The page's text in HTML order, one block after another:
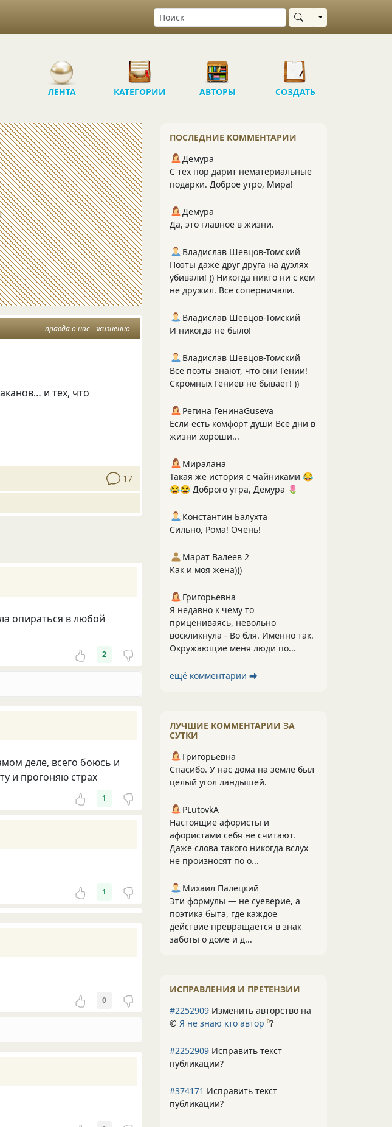
Выбрать область
ЛЕНТА КАТЕГОРИИ АВТОРЫ СОЗДАТЬ
правда о нас жизненно
и тех, что
17
опираться в любой
2
деле, всего боюсь и
и прогоняю страх
1
1
0
ПОСЛЕДНИЕ КОММЕНТАРИИ
Демура
С тех пор дарит нематериальные
подарки. Доброе утро, Мира!
Демура
Да, это главное в жизни.
Владислав Шевцов-Томский
Поэты даже друг друга на дуэлях
убивали! )) Никогда никто ни с кем
не дружил. Все соперничали.
Владислав Шевцов-Томский
И никогда не было!
Владислав Шевцов-Томский
Все поэты знают, что они Гении!
Скромных Гениев не бывает! ))
Регина ГенинаGuseva
Если есть комфорт души Все дни в
жизни хороши...
Миралана
Такая же история с чайниками 😂
😂😂 Доброго утра, Демура 🌷
Константин Балухта
Сильно, Рома! Очень!
Марат Валеев 2
Как и моя жена)))
Григорьевна
Я недавно к чему то
прицениваясь, невольно
воскликнула - Во бля. Именно так.
Окружающие меня люди по...
ещё комментарии ⮕
ЛУЧШИЕ КОММЕНТАРИИ ЗА
СУТКИ
Григорьевна
Спасибо. У нас дома на земле был
целый угол ландышей.
PLutоvkА
Настоящие афористы и
афористами себя не считают.
Даже слова такого никогда вслух
не произносят по о...
Михаил Палецкий
Эти формулы — не суеверие, а
поэтика быта, где каждое
действие превращается в знак
заботы о доме и д...
ИСПРАВЛЕНИЯ И ПРЕТЕНЗИИ
#2252909 Изменить авторство на
© Я не знаю кто автор 0?
#2252909 Исправить текст
публикации?
#374171 Исправить текст
публикации?